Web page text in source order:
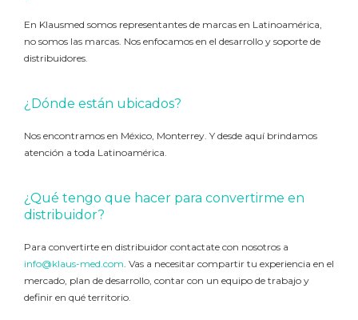
En Klausmed somos representantes de marcas en Latinoamérica,
no somos las marcas. Nos enfocamos en el desarrollo y soporte de
distribuidores.
¿Dónde están ubicados?
Nos encontramos en México, Monterrey. Y desde aquí brindamos
atención a toda Latinoamérica.
¿Qué tengo que hacer para convertirme en
distribuidor?
Para convertirte en distribuidor contactate con nosotros a
info@klaus-med.com. Vas a necesitar compartir tu experiencia en el
mercado, plan de desarrollo, contar con un equipo de trabajo y
definir en qué territorio.